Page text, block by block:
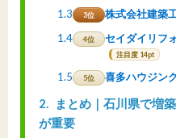
1.3 3位 株式会社建築
1.4 4位 セイダイリフ
注目度 14pt
1.5 5位 喜多ハウジン
2
まとめ｜石川県で増
が重要